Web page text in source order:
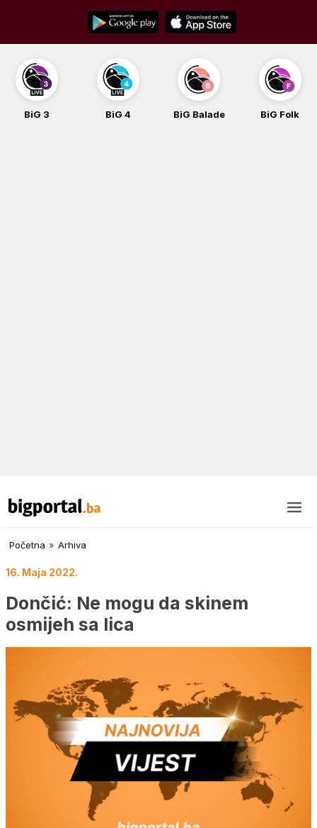
content
BiG 3 BiG 4 BiG Balade BiG Folk
Početna » Arhiva
16. Maja 2022.
Dončić: Ne mogu da skinem
osmijeh sa lica